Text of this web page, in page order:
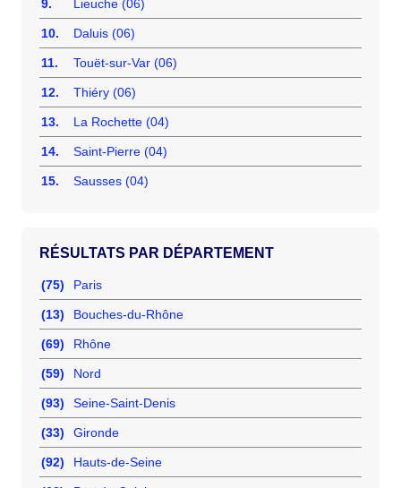
9. Lieuche (06)
10. Daluis (06)
11. Touët-sur-Var (06)
12. Thiéry (06)
13. La Rochette (04)
14. Saint-Pierre (04)
15. Sausses (04)
RÉSULTATS PAR DÉPARTEMENT
(75) Paris
(13) Bouches-du-Rhône
(69) Rhône
(59) Nord
(93) Seine-Saint-Denis
(33) Gironde
(92) Hauts-de-Seine